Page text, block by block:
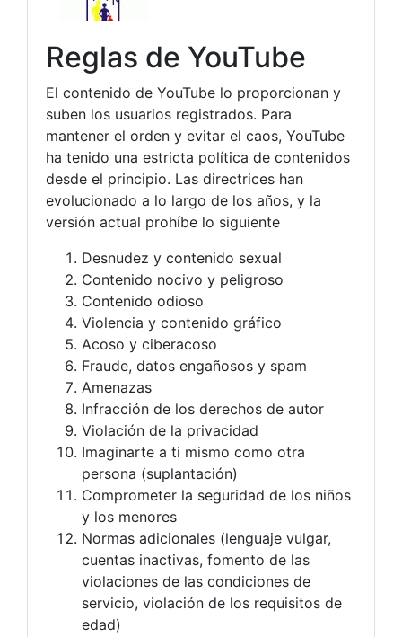
Reglas de YouTube
El contenido de YouTube lo proporcionan y
suben los usuarios registrados. Para
mantener el orden y evitar el caos, YouTube
ha tenido una estricta política de contenidos
desde el principio. Las directrices han
evolucionado a lo largo de los años, y la
versión actual prohíbe lo siguiente
Desnudez y contenido sexual
Contenido nocivo y peligroso
Contenido odioso
Violencia y contenido gráfico
Acoso y ciberacoso
Fraude, datos engañosos y spam
Amenazas
Infracción de los derechos de autor
Violación de la privacidad
Imaginarte a ti mismo como otra
persona (suplantación)
Comprometer la seguridad de los niños
y los menores
Normas adicionales (lenguaje vulgar,
cuentas inactivas, fomento de las
violaciones de las condiciones de
servicio, violación de los requisitos de
edad)